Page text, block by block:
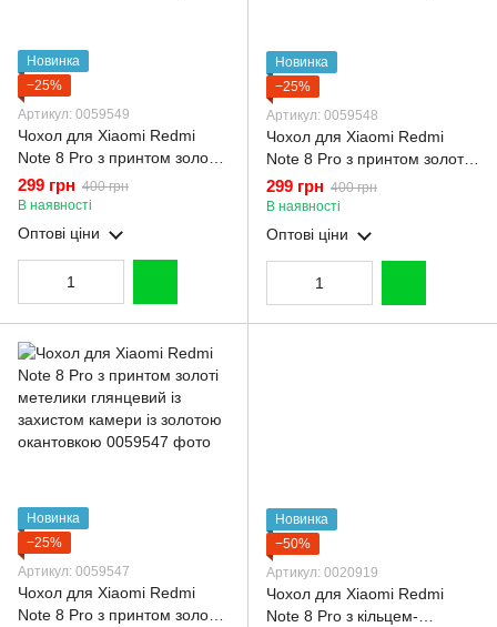
Новинка
−25%
Артикул: 0059549
Чохол для Xiaomi Redmi
Note 8 Pro з принтом золоті
метелики глянцевий із
захистом камери із золотою
окантовкою
299 грн 400 грн
В наявності
Оптові ціни
Новинка
−25%
Артикул: 0059548
Чохол для Xiaomi Redmi
Note 8 Pro з принтом золоті
метелики глянцевий із
захистом камери із золотою
окантовкою
299 грн 400 грн
В наявності
Оптові ціни
Новинка
−25%
Артикул: 0059547
Чохол для Xiaomi Redmi
Note 8 Pro з принтом золоті
Новинка
−50%
Артикул: 0020919
Чохол для Xiaomi Redmi
Note 8 Pro з кільцем-